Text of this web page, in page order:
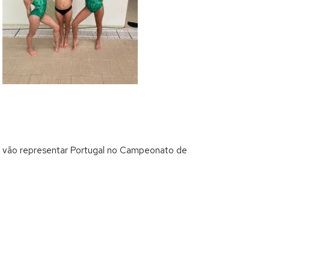
representar Portugal no Campeonato de